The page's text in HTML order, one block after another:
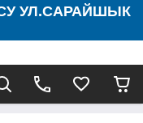
УЛ.САРАЙШЫК